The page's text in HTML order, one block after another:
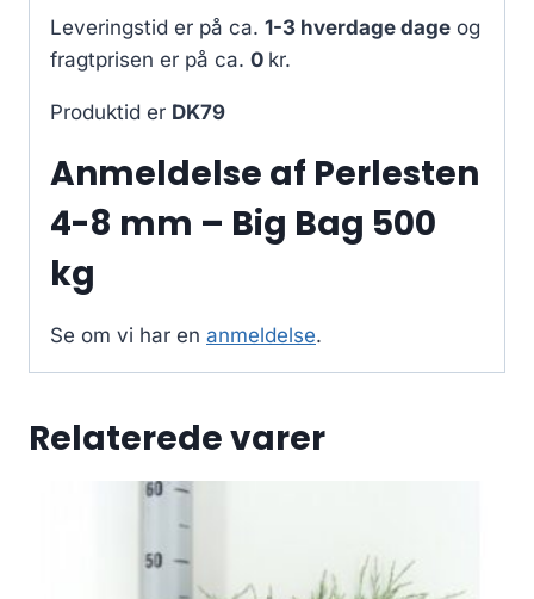
Leveringstid er på ca. 1-3 hverdage dage og
fragtprisen er på ca. 0 kr.
Produktid er DK79
Anmeldelse af Perlesten
4-8 mm – Big Bag 500
kg
Se om vi har en anmeldelse.
Relaterede varer